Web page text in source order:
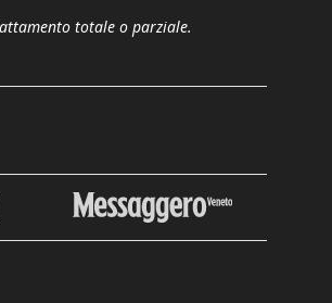
totale o parziale.